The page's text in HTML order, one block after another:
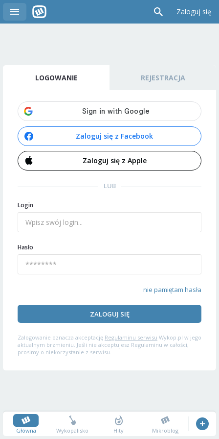
Zaloguj się
LOGOWANIE REJESTRACJA
Zaloguj się z Facebook
Zaloguj się z Apple
LUB
Login
Hasło
nie pamiętam hasła
ZALOGUJ SIĘ
Zalogowanie oznacza akceptację Regulaminu serwisu Wykop.pl w jego
aktualnym brzmieniu. Jeśli nie akceptujesz Regulaminu w całości,
prosimy o niekorzystanie z serwisu.
Główna Wykopalisko Hity Mikroblog